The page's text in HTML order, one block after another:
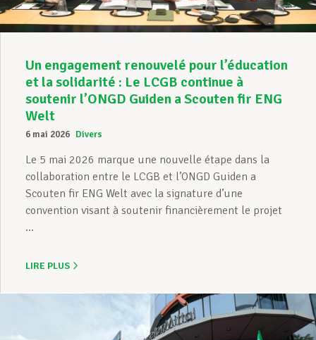
Un engagement renouvelé pour l’éducation
et la solidarité : Le LCGB continue à
soutenir l’ONGD Guiden a Scouten fir ENG
Welt
6 mai 2026 Divers
Le 5 mai 2026 marque une nouvelle étape dans la
collaboration entre le LCGB et l’ONGD Guiden a
Scouten fir ENG Welt avec la signature d’une
convention visant à soutenir financièrement le projet
...
LIRE PLUS